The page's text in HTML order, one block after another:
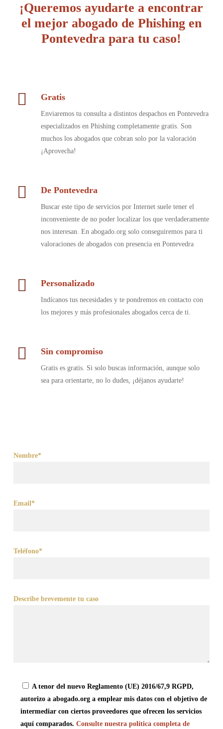
¡Queremos ayudarte a encontrar
el mejor abogado de Phishing en
Pontevedra para tu caso!
Gratis
Enviaremos tu consulta a distintos despachos en Pontevedra
especializados en Phishing completamente gratis. Son
muchos los abogados que cobran solo por la valoración
¡Aprovecha!
De Pontevedra
Buscar este tipo de servicios por Internet suele tener el
inconveniente de no poder localizar los que verdaderamente
nos interesan. En abogado.org solo conseguiremos para ti
valoraciones de abogados con presencia en Pontevedra
Personalizado
Indícanos tus necesidades y te pondremos en contacto con
los mejores y más profesionales abogados cerca de ti.
Sin compromiso
Gratis es gratis. Si solo buscas información, aunque solo
sea para orientarte, no lo dudes, ¡déjanos ayudarte!
Nombre*
Email*
Teléfono*
Describe brevemente tu caso
A tenor del nuevo Reglamento (UE) 2016/67,9 RGPD,
autorizo a abogado.org a emplear mis datos con el objetivo de
intermediar con ciertos proveedores que ofrecen los servicios
aquí comparados. Consulte nuestra política completa de